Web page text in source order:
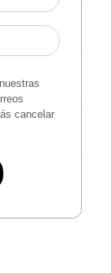
cancelar